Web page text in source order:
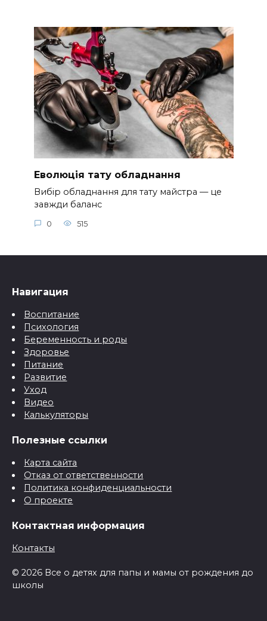
Еволюція тату обладнання
Вибір обладнання для тату майстра — це
завжди баланс
0 515
Навигация
Воспитание
Психология
Беременность и роды
Здоровье
Питание
Развитие
Уход
Видео
Калькуляторы
Полезные ссылки
Карта сайта
Отказ от ответственности
Политика конфиденциальности
О проекте
Контактная информация
Контакты
© 2026 Все о детях для папы и мамы от рождения до
школы